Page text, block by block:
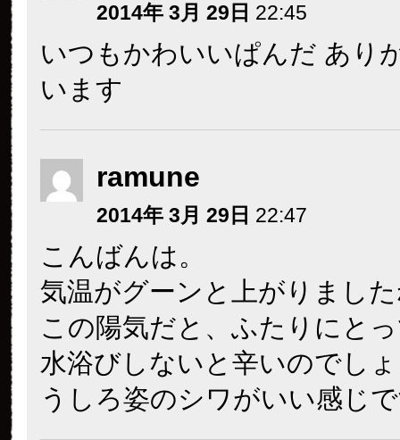
2014年 3月 29日 22:45
いつもかわいいぱんだ あり
います
ramune
2014年 3月 29日 22:47
こんばんは。
気温がグーンと上がりまし
この陽気だと、ふたりにと
水浴びしないと辛いのでし
うしろ姿のシワがいい感じ